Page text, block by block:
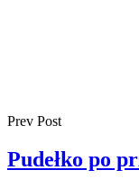
Prev Post
Pudełko po